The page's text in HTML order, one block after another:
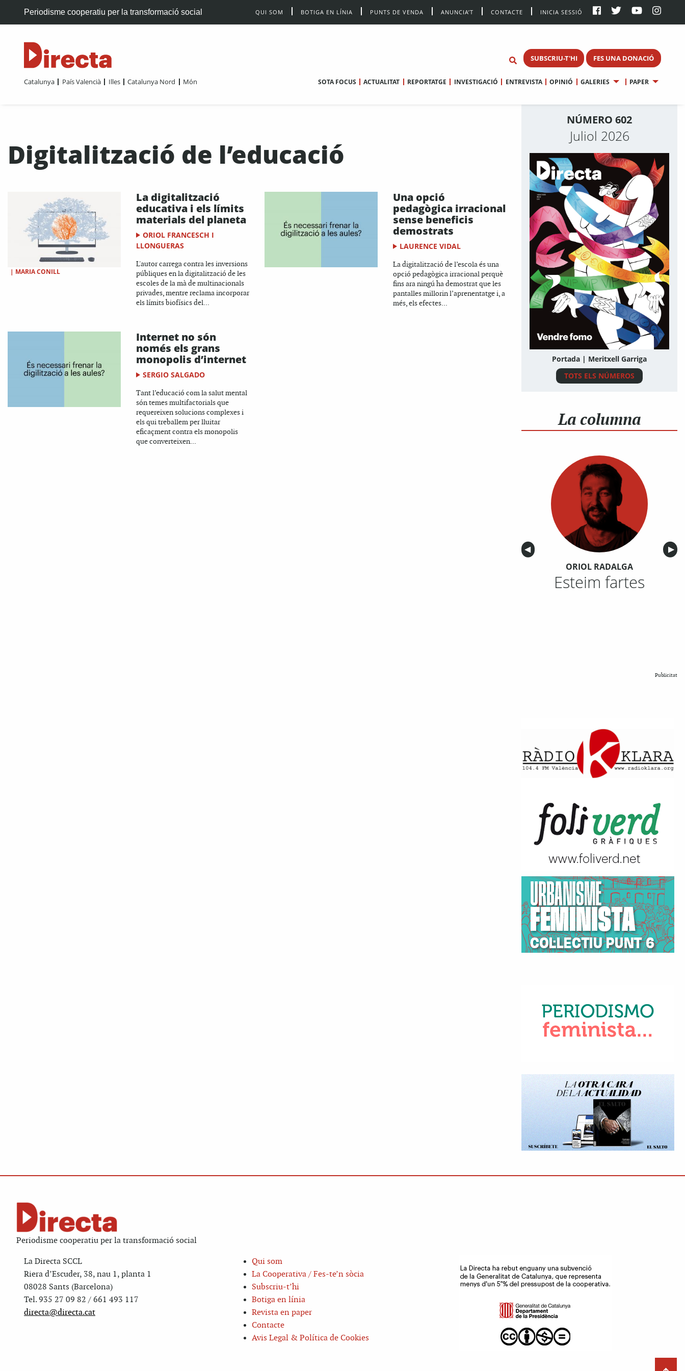
Periodisme cooperatiu per la transformació social QUI SOM BOTIGA EN LÍNIA PUNTS DE VENDA ANUNCIA’T CONTACTE INICIA SESSIÓ
SUBSCRIU-T'HI FES UNA DONACIÓ
Catalunya País Valencià Illes Catalunya Nord Món SOTA FOCUS ACTUALITAT REPORTATGE INVESTIGACIÓ ENTREVISTA OPINIÓ GALERIES PAPER
Digitalització de l’educació
| MARIA CONILL
La digitalització
educativa i els límits
materials del planeta
ORIOL FRANCESCH I
LLONGUERAS
L'autor carrega contra les inversions
públiques en la digitalització de les
escoles de la mà de multinacionals
privades, mentre reclama incorporar
els límits biofísics del...
Una opció
pedagògica irracional
sense beneficis
demostrats
LAURENCE VIDAL
La digitalització de l’escola és una
opció pedagògica irracional perquè
fins ara ningú ha demostrat que les
pantalles millorin l’aprenentatge i, a
més, els efectes...
Internet no són
només els grans
monopolis d’internet
SERGIO SALGADO
Tant l’educació com la salut mental
són temes multifactorials que
requereixen solucions complexes i
els qui treballem per lluitar
eficaçment contra els monopolis
que converteixen...
NÚMERO 602
Juliol 2026
Portada | Meritxell Garriga
TOTS ELS NÚMEROS
La columna
Anterior
◀︎ ▶︎
ORIOL RADALGA
Esteim fartes
Publicitat
Periodisme cooperatiu per la transformació social
La Directa SCCL
Riera d’Escuder, 38, nau 1, planta 1
08028 Sants (Barcelona)
Tel. 935 27 09 82 / 661 493 117
directa@directa.cat
Qui som
La Cooperativa / Fes-te’n sòcia
Subscriu-t’hi
Botiga en línia
Revista en paper
Contacte
Avis Legal & Política de Cookies